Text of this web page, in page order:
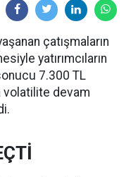
çatışmaların
yatırımcıların
7.300 TL
volatilite devam